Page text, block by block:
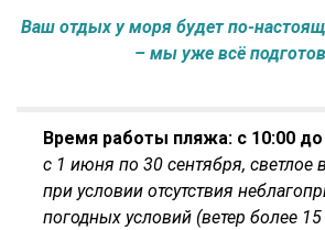
Ваш отдых у моря будет по-
– мы уже всё
Время работы пляжа: с 10:00 до
с 1 июня по 30 сентября, светлое
при условии отсутствия
погодных условий (ветер более